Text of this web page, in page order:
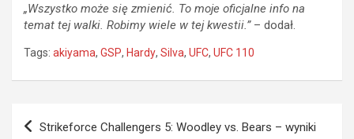
„Wszystko może się zmienić. To moje oficjalne info na
temat tej walki. Robimy wiele w tej kwestii.”– dodał.
Tags: akiyama, GSP, Hardy, Silva, UFC, UFC 110
Nawigacja
Strikeforce Challengers 5: Woodley vs. Bears – wyniki